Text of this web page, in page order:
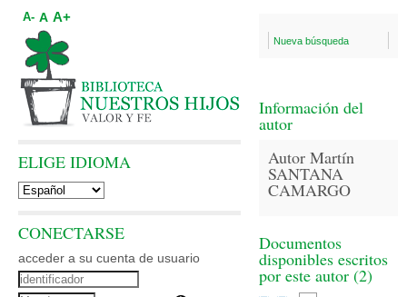
Nueva búsqueda
Información del
autor
Autor Martín
SANTANA
CAMARGO
Documentos
disponibles escritos
por este autor (2)
A- A A+
ELIGE IDIOMA
CONECTARSE
acceder a su cuenta de usuario